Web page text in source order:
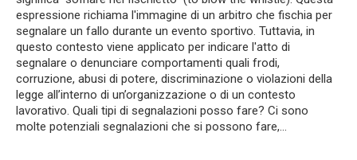
espressione richiama l'immagine di un arbitro che fischia per
segnalare un fallo durante un evento sportivo. Tuttavia, in
questo contesto viene applicato per indicare l'atto di
segnalare o denunciare comportamenti quali frodi,
corruzione, abusi di potere, discriminazione o violazioni della
legge all’interno di un’organizzazione o di un contesto
lavorativo. Quali tipi di segnalazioni posso fare? Ci sono
molte potenziali segnalazioni che si possono fare,...